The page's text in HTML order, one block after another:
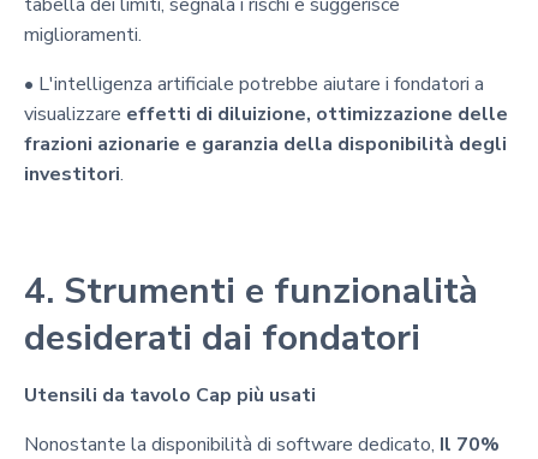
miglioramenti.
• L'intelligenza artificiale potrebbe aiutare i fondatori a
visualizzare effetti di diluizione, ottimizzazione delle
frazioni azionarie e garanzia della disponibilità degli
investitori.
4. Strumenti e funzionalità
desiderati dai fondatori
Utensili da tavolo Cap più usati
Nonostante la disponibilità di software dedicato, Il 70%